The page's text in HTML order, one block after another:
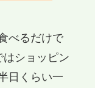
べるだけで
はショッピン
日くらい一